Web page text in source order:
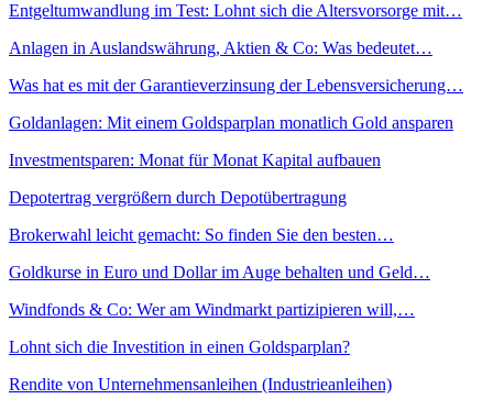
Entgeltumwandlung im Test: Lohnt sich die Altersvorsorge mit…
Anlagen in Auslandswährung, Aktien & Co: Was bedeutet…
Was hat es mit der Garantieverzinsung der Lebensversicherung…
Goldanlagen: Mit einem Goldsparplan monatlich Gold ansparen
Investmentsparen: Monat für Monat Kapital aufbauen
Depotertrag vergrößern durch Depotübertragung
Brokerwahl leicht gemacht: So finden Sie den besten…
Goldkurse in Euro und Dollar im Auge behalten und Geld…
Windfonds & Co: Wer am Windmarkt partizipieren will,…
Lohnt sich die Investition in einen Goldsparplan?
Rendite von Unternehmensanleihen (Industrieanleihen)